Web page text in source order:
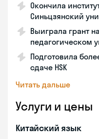
Окончила
Синьцзянский
Выиграла грант
педагогическом
Подготовила
сдаче HSK
Читать дальше
Услуги и цены
Китайский язык